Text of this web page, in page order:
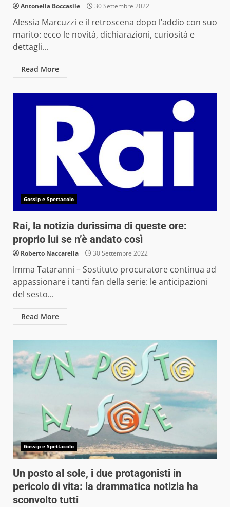
Antonella Boccasile 30 Settembre 2022
Alessia Marcuzzi e il retroscena dopo l’addio con suo
marito: ecco le novità, dichiarazioni, curiosità e
dettagli...
Read More
Gossip e Spettacolo
Rai, la notizia durissima di queste ore:
proprio lui se n’è andato così
Roberto Naccarella 30 Settembre 2022
Imma Tataranni – Sostituto procuratore continua ad
appassionare i tanti fan della serie: le anticipazioni
del sesto...
Read More
Gossip e Spettacolo
Un posto al sole, i due protagonisti in
pericolo di vita: la drammatica notizia ha
sconvolto tutti